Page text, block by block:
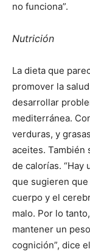
no funciona”.
Nutrición
La dieta que
promover la
desarrollar
mediterránea.
verduras, y
aceites. También
de calorías. “Hay
que sugieren
cuerpo y el
malo. Por lo
mantener un
cognición”, dice